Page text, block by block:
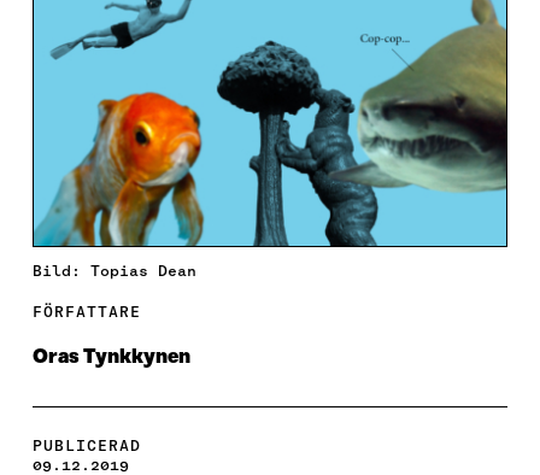
Bild: Topias Dean
FÖRFATTARE
Oras Tynkkynen
PUBLICERAD
09.12.2019